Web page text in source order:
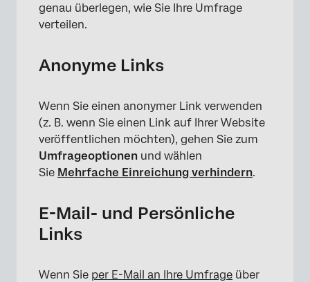
×
genau überlegen, wie Sie Ihre Umfrage
verteilen.
Anonyme Links
Wenn Sie einen anonymer Link verwenden
(z. B. wenn Sie einen Link auf Ihrer Website
veröffentlichen möchten), gehen Sie zum
Umfrageoptionen und wählen
Sie Mehrfache Einreichung verhindern.
E-Mail- und Persönliche
Links
Wenn Sie per E-Mail an Ihre Umfrage über